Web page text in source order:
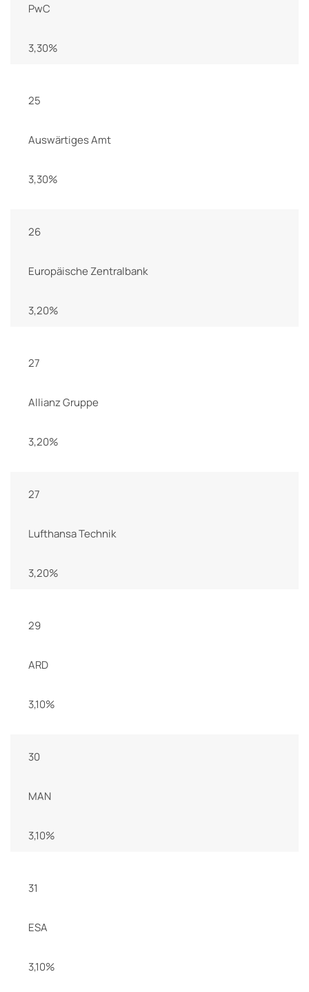
PwC
3,30%
25
Auswärtiges Amt
3,30%
26
Europäische Zentralbank
3,20%
27
Allianz Gruppe
3,20%
27
Lufthansa Technik
3,20%
29
ARD
3,10%
30
MAN
3,10%
31
ESA
3,10%